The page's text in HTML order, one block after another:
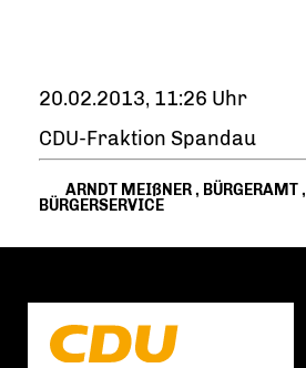
20.02.2013, 11:26 Uhr
CDU-Fraktion Spandau
ARNDT MEIßNER, BÜRGERAMT,
BÜRGERSERVICE